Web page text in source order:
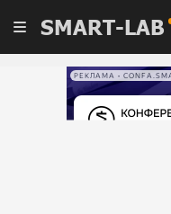
SMART-LAB
РЕКЛАМА •